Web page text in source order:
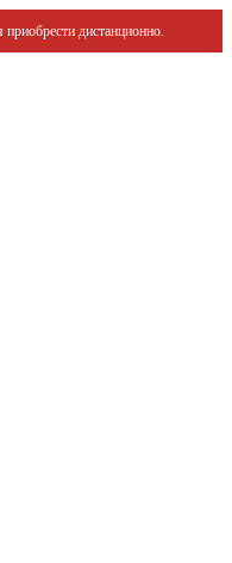
дистанционно.